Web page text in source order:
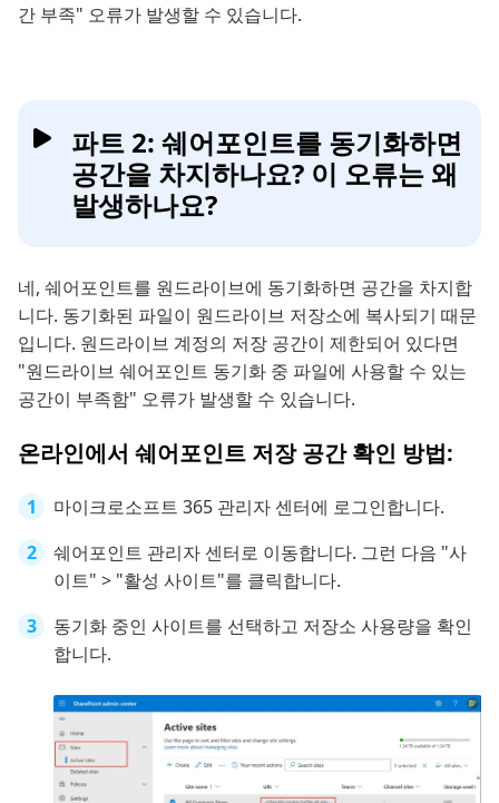
간 부족" 오류가 발생할 수 있습니다.
파트 2: 쉐어포인트를 동기화하면
공간을 차지하나요? 이 오류는 왜
발생하나요?
네, 쉐어포인트를 원드라이브에 동기화하면 공간을 차지합
니다. 동기화된 파일이 원드라이브 저장소에 복사되기 때문
입니다. 원드라이브 계정의 저장 공간이 제한되어 있다면
"원드라이브 쉐어포인트 동기화 중 파일에 사용할 수 있는
공간이 부족함" 오류가 발생할 수 있습니다.
온라인에서 쉐어포인트 저장 공간 확인 방법:
마이크로소프트 365 관리자 센터에 로그인합니다.
쉐어포인트 관리자 센터로 이동합니다. 그런 다음 "사
이트" > "활성 사이트"를 클릭합니다.
동기화 중인 사이트를 선택하고 저장소 사용량을 확인
합니다.